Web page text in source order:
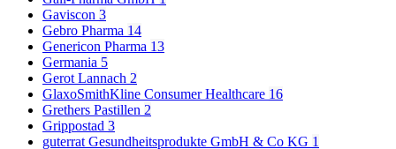
Gaviscon 3
Gebro Pharma 14
Genericon Pharma 13
Germania 5
Gerot Lannach 2
GlaxoSmithKline Consumer Healthcare 16
Grethers Pastillen 2
Grippostad 3
guterrat Gesundheitsprodukte GmbH & Co KG 1